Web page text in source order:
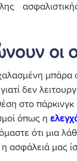
οι
μπάρα
δεν
στο
όπως η
ότι μια
ασφάλειά μας